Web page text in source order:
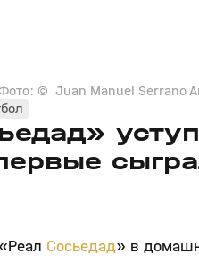
© Juan Manuel Serrano
Сосьедад» в